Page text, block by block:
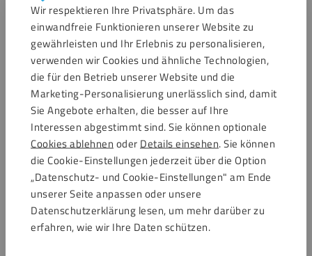
Wir respektieren Ihre Privatsphäre. Um das
einwandfreie Funktionieren unserer Website zu
gewährleisten und Ihr Erlebnis zu personalisieren,
verwenden wir Cookies und ähnliche Technologien,
die für den Betrieb unserer Website und die
Marketing-Personalisierung unerlässlich sind, damit
Sie Angebote erhalten, die besser auf Ihre
Interessen abgestimmt sind. Sie können optionale
Cookies ablehnen oder Details einsehen. Sie können
die Cookie-Einstellungen jederzeit über die Option
„Datenschutz- und Cookie-Einstellungen" am Ende
unserer Seite anpassen oder unsere
Datenschutzerklärung lesen, um mehr darüber zu
erfahren, wie wir Ihre Daten schützen.
Mehr über PVC
Alupanel / Dibond®
Kunststoffplatten aus Alupanel besitzen ein geringes
Gewicht und können einfach bearbeitet werden. Zudem ist
Dibond® beständig gegenüber Wasser sowie UV-Strahlen
und kann leicht gereinigt werden.